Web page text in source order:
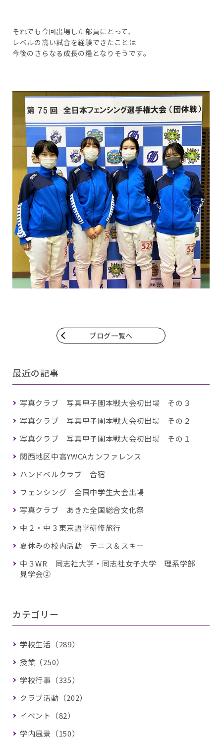
それでも今回出場した部員にとって、
レベルの高い試合を経験できたことは
今後のさらなる成長の糧となりそうです。
ブログ一覧へ
最近の記事
写真クラブ 写真甲子園本戦大会初出場 その３
写真クラブ 写真甲子園本戦大会初出場 その２
写真クラブ 写真甲子園本戦大会初出場 その１
関西地区中高YWCAカンファレンス
ハンドベルクラブ 合宿
フェンシング 全国中学生大会出場
写真クラブ あきた全国総合文化祭
中２・中３東京語学研修旅行
夏休みの校内活動 テニス＆スキー
中３WR 同志社大学・同志社女子大学 理系学部
見学会②
カテゴリー
学校生活（289）
授業（250）
学校行事（335）
クラブ活動（202）
イベント（82）
学内風景（150）